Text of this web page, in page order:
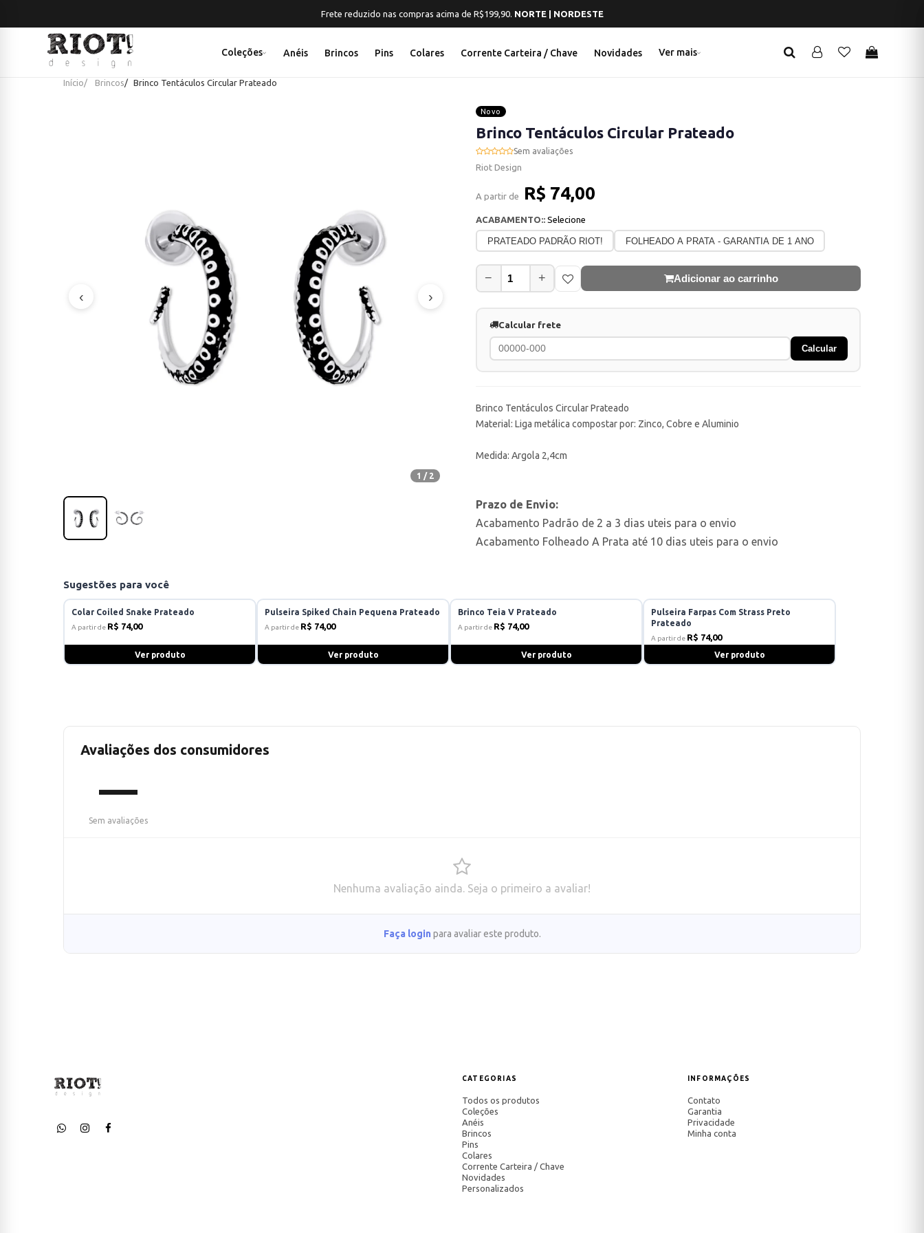
Frete reduzido nas compras acima de R$199,90. NORTE | NORDESTE
Coleções Anéis Brincos Pins Colares Corrente Carteira / Chave Novidades Ver mais
Início Brincos Brinco Tentáculos Circular Prateado
‹ ›
1 / 2
Novo
Brinco Tentáculos Circular Prateado
Sem avaliações
Riot Design
A partir de R$ 74,00
ACABAMENTO:: Selecione
PRATEADO PADRÃO RIOT! FOLHEADO A PRATA - GARANTIA DE 1 ANO
− + Adicionar ao carrinho
Calcular frete
Calcular
Brinco Tentáculos Circular Prateado
Material: Liga metálica compostar por: Zinco, Cobre e Aluminio
Medida: Argola 2,4cm
Prazo de Envio:
Acabamento Padrão de 2 a 3 dias uteis para o envio
Acabamento Folheado A Prata até 10 dias uteis para o envio
Sugestões para você
Colar Coiled Snake Prateado
A partir de R$ 74,00
Ver produto
Pulseira Spiked Chain Pequena Prateado
A partir de R$ 74,00
Ver produto
Brinco Teia V Prateado
A partir de R$ 74,00
Ver produto
Pulseira Farpas Com Strass Preto
Prateado
A partir de R$ 74,00
Ver produto
Avaliações dos consumidores
—
Sem avaliações
Nenhuma avaliação ainda. Seja o primeiro a avaliar!
Faça login para avaliar este produto.
CATEGORIAS
Todos os produtos
Coleções
Anéis
Brincos
Pins
Colares
Corrente Carteira / Chave
Novidades
Personalizados
INFORMAÇÕES
Contato
Garantia
Privacidade
Minha conta